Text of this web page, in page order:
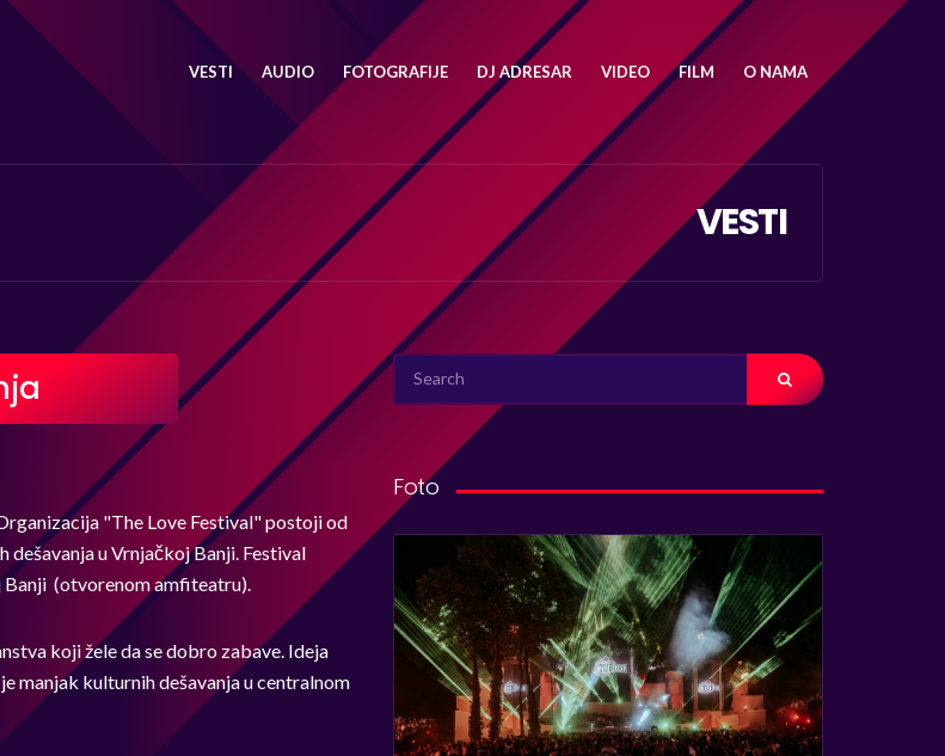
VESTI AUDIO FOTOGRAFIJE DJ ADRESAR VIDEO FILM O NAMA
VESTI
"The Love Festival" postoji od
u Vrnjačkoj Banji. Festival
Banji (otvorenom amfiteatru).
koji žele da se dobro zabave. Ideja
manjak kulturnih dešavanja u centralnom
SEARCH
FOR:
Foto